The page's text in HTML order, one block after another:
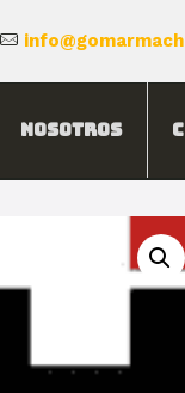
Nosotros